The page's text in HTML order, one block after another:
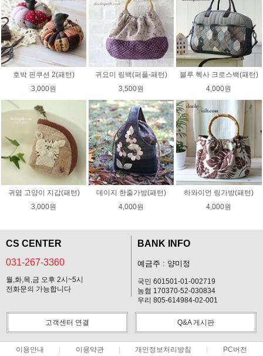
호박 핀쿠션 2(패턴)
3,000원
귀요미 링백(퍼플-패턴)
3,500원
블루 헥사 크로스백(패턴)
4,000원
귀염 고양이 지갑(패턴)
3,000원
데이지 한줄가방(패턴)
4,000원
하와이언 링가방(패턴)
4,000원
CS CENTER
031-267-3360
월,화,목,금 오후 2시~5시
전화문의 가능합니다
BANK INFO
예금주 : 양미정
국민 601501-01-002719
농협 170370-52-030834
우리 805-614984-02-001
고객센터 연결 Q&A 게시판
이용안내 이용약관 개인정보처리방침 PC버전